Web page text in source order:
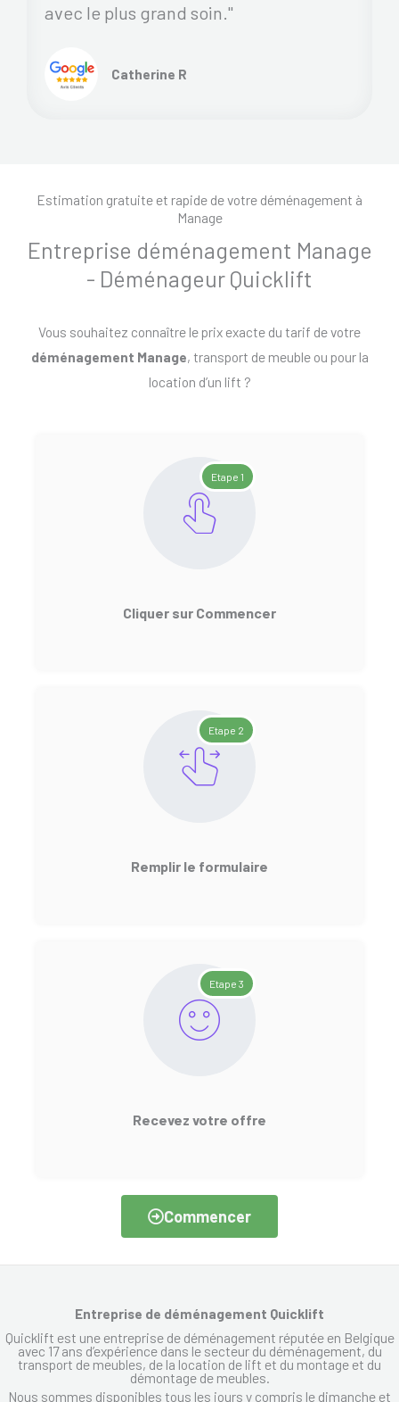
avec le plus grand soin."
Catherine R
Estimation gratuite et rapide de votre déménagement à
Manage
Entreprise déménagement Manage
- Déménageur Quicklift
Vous souhaitez connaître le prix exacte du tarif de votre
déménagement Manage, transport de meuble ou pour la
location d’un lift ?
Etape 1
Cliquer sur Commencer
Etape 2
Remplir le formulaire
Etape 3
Recevez votre offre
Commencer
Entreprise de déménagement Quicklift
Quicklift est une entreprise de déménagement réputée en Belgique
avec 17 ans d’expérience dans le secteur du déménagement, du
transport de meubles, de la location de lift et du montage et du
démontage de meubles.
Nous sommes disponibles tous les jours y compris le dimanche et